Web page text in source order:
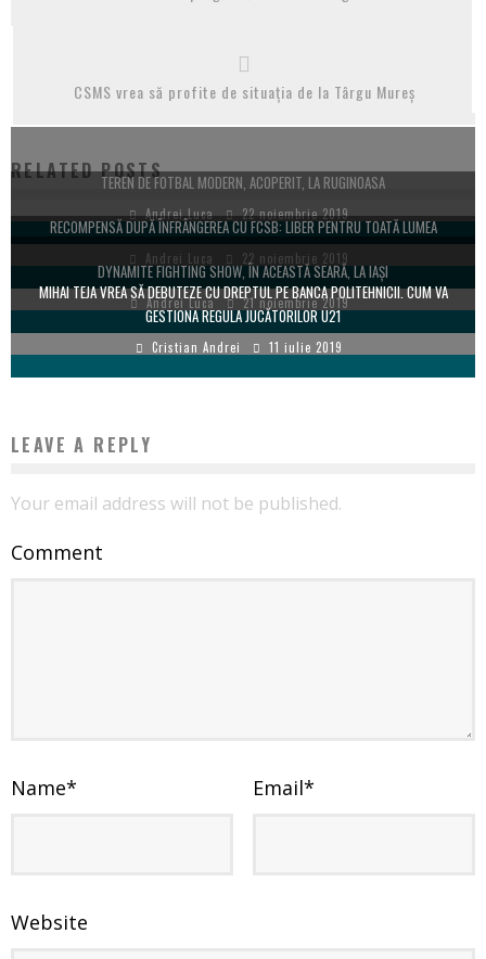
CSMS vrea să profite de situația de la Târgu Mureș
RELATED POSTSTEREN DE FOTBAL MODERN, ACOPERIT, LA RUGINOASA
Andrei Luca 22 noiembrie 2019
RECOMPENSĂ DUPĂ ÎNFRÂNGEREA CU FCSB: LIBER PENTRU TOATĂ LUMEA
Andrei Luca 22 noiembrie 2019
DYNAMITE FIGHTING SHOW, ÎN ACEASTĂ SEARĂ, LA IAȘI
Andrei Luca 21 noiembrie 2019
MIHAI TEJA VREA SĂ DEBUTEZE CU DREPTUL PE BANCA POLITEHNICII. CUM VA
GESTIONA REGULA JUCĂTORILOR U21
Cristian Andrei 11 iulie 2019
LEAVE A REPLY
Your email address will not be published.
Comment
Name* Email*
Website